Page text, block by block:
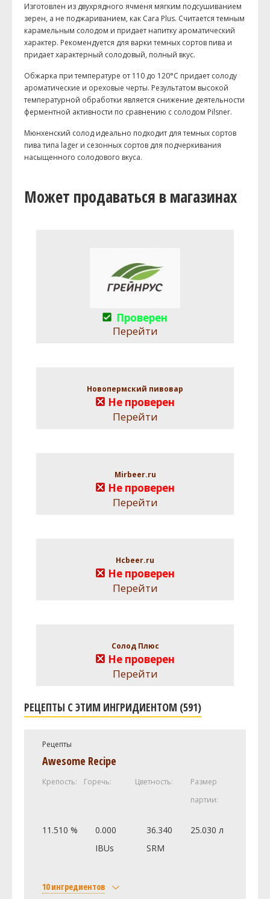
Изготовлен из двухрядного ячменя мягким подсушиванием
зерен, а не поджариванием, как Cara Plus. Считается темным
карамельным солодом и придает напитку ароматический
характер. Рекомендуется для варки темных сортов пива и
придает характерный солодовый, полный вкус.
Обжарка при температуре от 110 до 120°C придает солоду
ароматические и ореховые черты. Результатом высокой
температурной обработки является снижение деятельности
ферментной активности по сравнению с солодом Pilsner.
Мюнхенский солод идеально подходит для темных сортов
пива типа lager и сезонных сортов для подчеркивания
насыщенного солодового вкуса.
Может продаваться в магазинах
Проверен
Перейти
Новопермский пивовар
Не проверен
Перейти
Mirbeer.ru
Не проверен
Перейти
Hcbeer.ru
Не проверен
Перейти
Солод Плюс
Не проверен
Перейти
РЕЦЕПТЫ С ЭТИМ ИНГРИДИЕНТОМ (591)
Рецепты
Awesome Recipe
Крепость: Горечь: Цветность:
Размер
партии:
11.510 %
0.000
IBUs
36.340
SRM
25.030 л
10 ингредиентов